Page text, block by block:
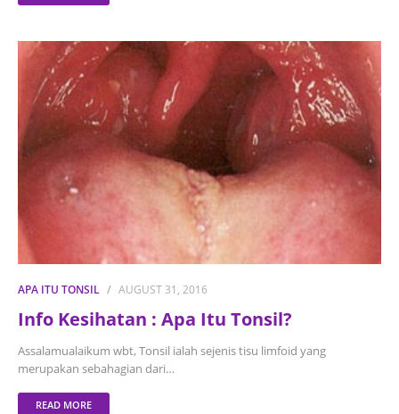
APA ITU TONSIL AUGUST 31, 2016
Info Kesihatan : Apa Itu Tonsil?
Assalamualaikum wbt, Tonsil ialah sejenis tisu limfoid yang
merupakan sebahagian dari…
READ MORE